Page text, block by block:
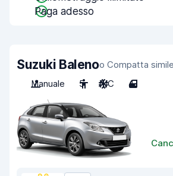
Paga adesso
Suzuki Balenoo Compatta simile
Manuale
5 A/C 4